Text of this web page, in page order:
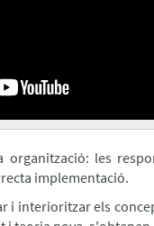
les
implementació.
interioritzar els